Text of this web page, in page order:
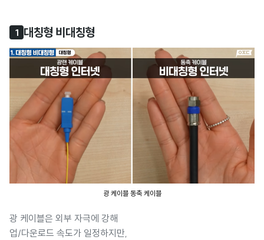
1 대칭형 비대칭형
광 케이블 동축 케이블
광 케이블은 외부 자극에 강해
업/다운로드 속도가 일정하지만,